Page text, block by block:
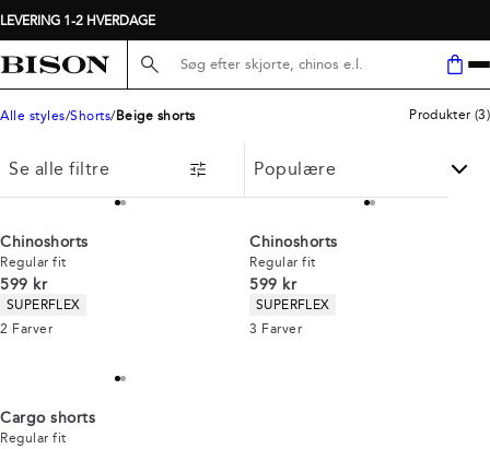
LEVERING 1-2 HVERDAGE
Søg her...
Alle styles Shorts Beige shorts Produkter (3)
Se alle filtre
Chinoshorts
Regular fit
I alt (inkl. rabat)
599 kr
Produkt egenskaber
SUPERFLEX
2 Farver
Chinoshorts
Regular fit
I alt (inkl. rabat)
599 kr
Produkt egenskaber
SUPERFLEX
3 Farver
Cargo shorts
Regular fit